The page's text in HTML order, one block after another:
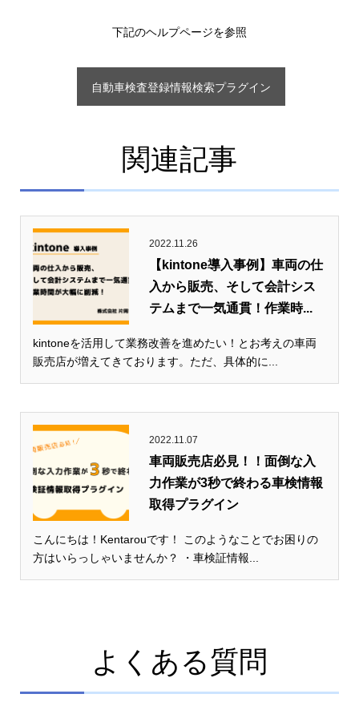
下記のヘルプページを参照
自動車検査登録情報検索プラグイン
関連記事
2022.11.26
【kintone導入事例】車両の仕
入から販売、そして会計シス
テムまで一気通貫！作業時...
kintoneを活用して業務改善を進めたい！とお考えの車両
販売店が増えてきております。ただ、具体的に...
2022.11.07
車両販売店必見！！面倒な入
力作業が3秒で終わる車検情報
取得プラグイン
こんにちは！Kentarouです！ このようなことでお困りの
方はいらっしゃいませんか？ ・車検証情報...
よくある質問